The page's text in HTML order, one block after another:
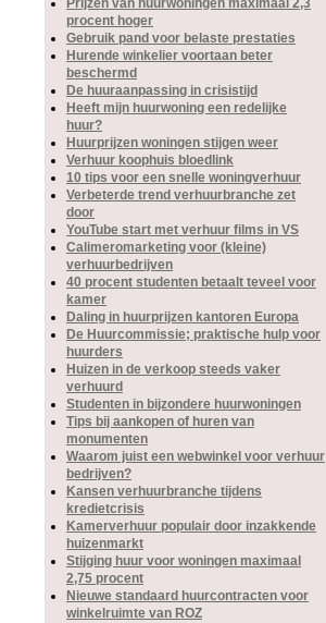
Prijzen van huurwoningen maximaal 2,3
procent hoger
Gebruik pand voor belaste prestaties
Hurende winkelier voortaan beter
beschermd
De huuraanpassing in crisistijd
Heeft mijn huurwoning een redelijke
huur?
Huurprijzen woningen stijgen weer
Verhuur koophuis bloedlink
10 tips voor een snelle woningverhuur
Verbeterde trend verhuurbranche zet
door
YouTube start met verhuur films in VS
Calimeromarketing voor (kleine)
verhuurbedrijven
40 procent studenten betaalt teveel voor
kamer
Daling in huurprijzen kantoren Europa
De Huurcommissie; praktische hulp voor
huurders
Huizen in de verkoop steeds vaker
verhuurd
Studenten in bijzondere huurwoningen
Tips bij aankopen of huren van
monumenten
Waarom juist een webwinkel voor verhuur
bedrijven?
Kansen verhuurbranche tijdens
kredietcrisis
Kamerverhuur populair door inzakkende
huizenmarkt
Stijging huur voor woningen maximaal
2,75 procent
Nieuwe standaard huurcontracten voor
winkelruimte van ROZ